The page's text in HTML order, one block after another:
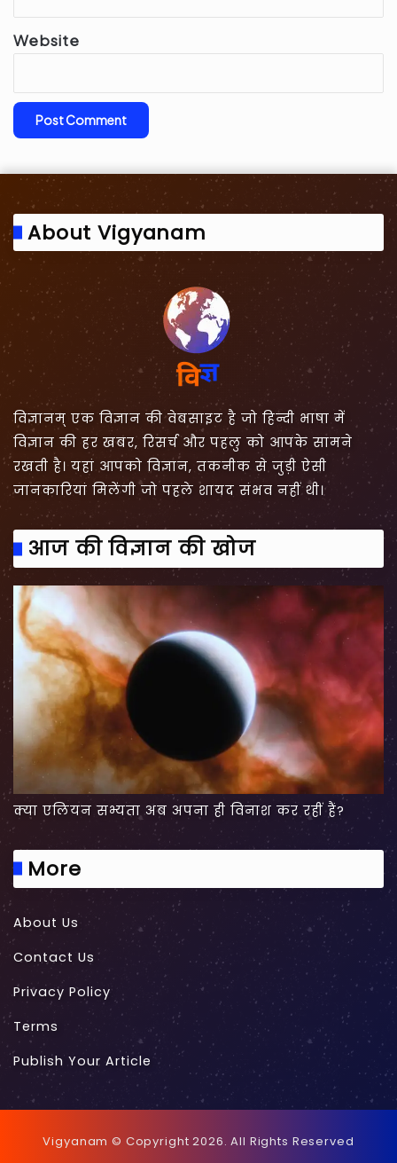
Website
About Vigyanam
विज्ञानम् एक विज्ञान की वेबसाइट है जो हिन्दी भाषा में
विज्ञान की हर खबर, रिसर्च और पहलु को आपके सामने
रखती है। यहां आपको विज्ञान, तकनीक से जुड़ी ऐसी
जानकारियां मिलेंगी जो पहले शायद संभव नहीं थी।
आज की विज्ञान की खोज
क्या एलियन सभ्यता अब अपना ही विनाश कर रहीं हैं?
More
About Us
Contact Us
Privacy Policy
Terms
Publish Your Article
Vigyanam © Copyright 2026. All Rights Reserved